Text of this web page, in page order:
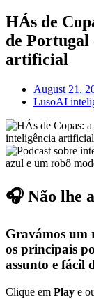
HÁs de
de
artificial
August 21,
LusoAI
🎧 Não lhe
Gravámos um
os principais
assunto e fácil
Clique em Play e